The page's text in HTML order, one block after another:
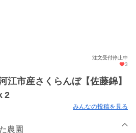
注文受付停止中
3
江市産さくらんぼ【佐藤錦】
2
みんなの投稿を見る
農園